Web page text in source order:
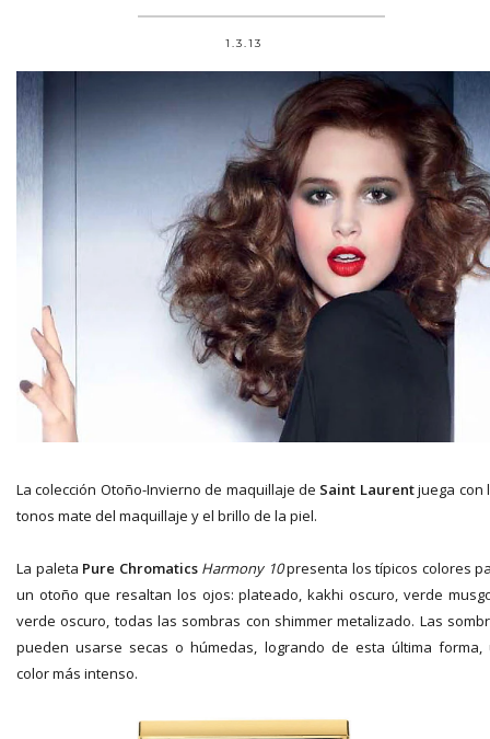
1.3.13
La colección Otoño-Invierno de maquillaje de Saint Laurentjuega con
tonos mate del maquillaje y el brillo de la piel.
La paleta Pure ChromaticsHarmony 10presenta los típicos colores
un otoño que resaltan los ojos: plateado, kakhi oscuro, verde
verde oscuro, todas las sombras con shimmer metalizado. Las
pueden usarse secas o húmedas, logrando de esta última forma,
color más intenso.